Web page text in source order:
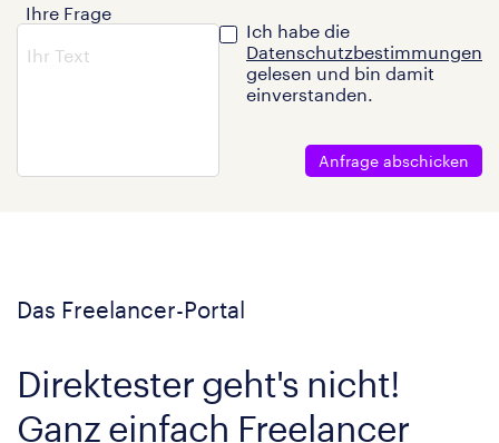
Ihre Frage
Ich habe die
Datenschutzbestimmungen
gelesen und bin damit
einverstanden.
Anfrage abschicken
Das Freelancer-Portal
Direktester geht's nicht!
Ganz einfach Freelancer